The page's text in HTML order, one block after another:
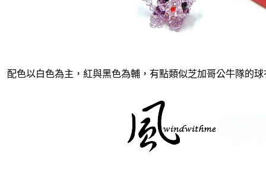
配色以白色為主，紅與黑色為輔，有點類似芝加哥公牛隊的球